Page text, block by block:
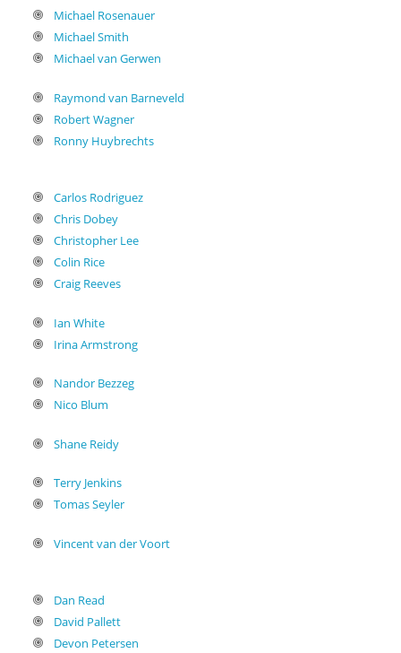
Michael Rosenauer
Michael Smith
Michael van Gerwen
Raymond van Barneveld
Robert Wagner
Ronny Huybrechts
Carlos Rodriguez
Chris Dobey
Christopher Lee
Colin Rice
Craig Reeves
Ian White
Irina Armstrong
Nandor Bezzeg
Nico Blum
Shane Reidy
Terry Jenkins
Tomas Seyler
Vincent van der Voort
Dan Read
David Pallett
Devon Petersen